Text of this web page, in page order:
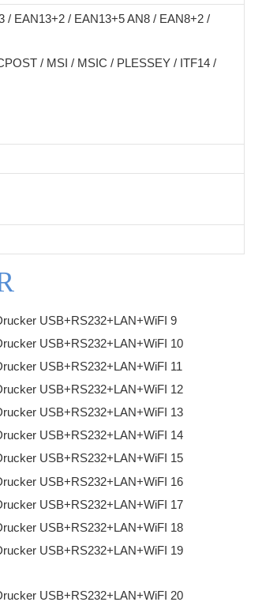
EAN13+2 / EAN13+5 AN8 / EAN8+2 /
/ MSI / MSIC / PLESSEY / ITF14 /